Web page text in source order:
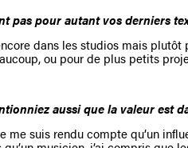
pas pour autant vos derniers
dans les studios mais
ou pour de plus petits
aussi que la valeur est
me suis rendu compte qu’un